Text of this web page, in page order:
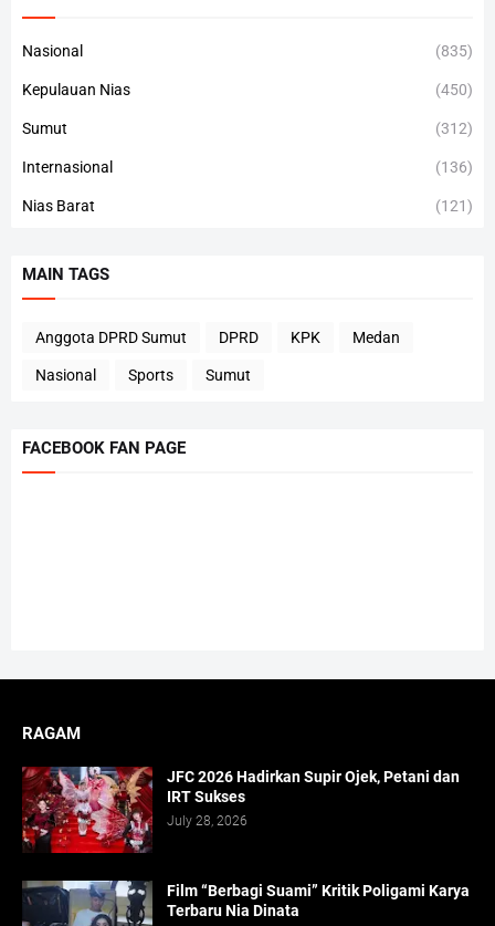
Nasional (835)
Kepulauan Nias (450)
Sumut (312)
Internasional (136)
Nias Barat (121)
MAIN TAGS
Anggota DPRD Sumut DPRD KPK Medan
Nasional Sports Sumut
FACEBOOK FAN PAGE
RAGAM
JFC 2026 Hadirkan Supir Ojek, Petani dan
IRT Sukses
July 28, 2026
Film “Berbagi Suami” Kritik Poligami Karya
Terbaru Nia Dinata